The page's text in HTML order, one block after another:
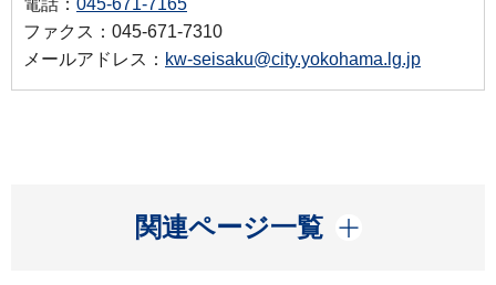
ファクス：045-671-7310
メールアドレス： kw-seisaku@city.yokohama.lg.jp
関連ページ一覧
開く